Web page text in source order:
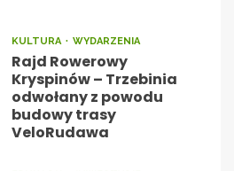
KULTURA WYDARZENIA
Rajd Rowerowy
Kryspinów – Trzebinia
odwołany z powodu
budowy trasy
VeloRudawa